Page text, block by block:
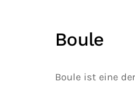
Boule
Boule ist eine